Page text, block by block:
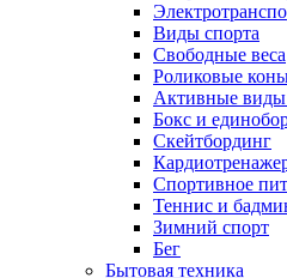
Виды спорта
Свободные веса
Роликовые
Активные виды
Бокс и
Скейтбординг
Спортивное
Теннис и
Зимний спорт
Бег
Бытовая техника